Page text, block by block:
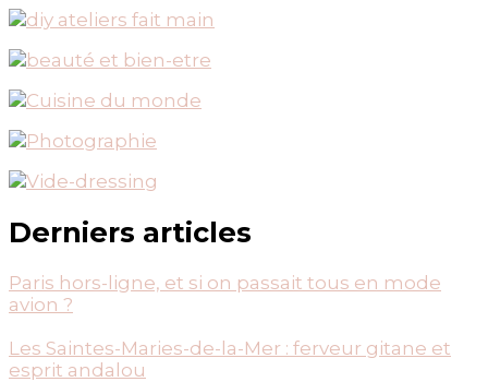
Derniers articles
Paris hors-ligne, et si on passait tous en mode
avion ?
Les Saintes-Maries-de-la-Mer : ferveur gitane et
esprit andalou